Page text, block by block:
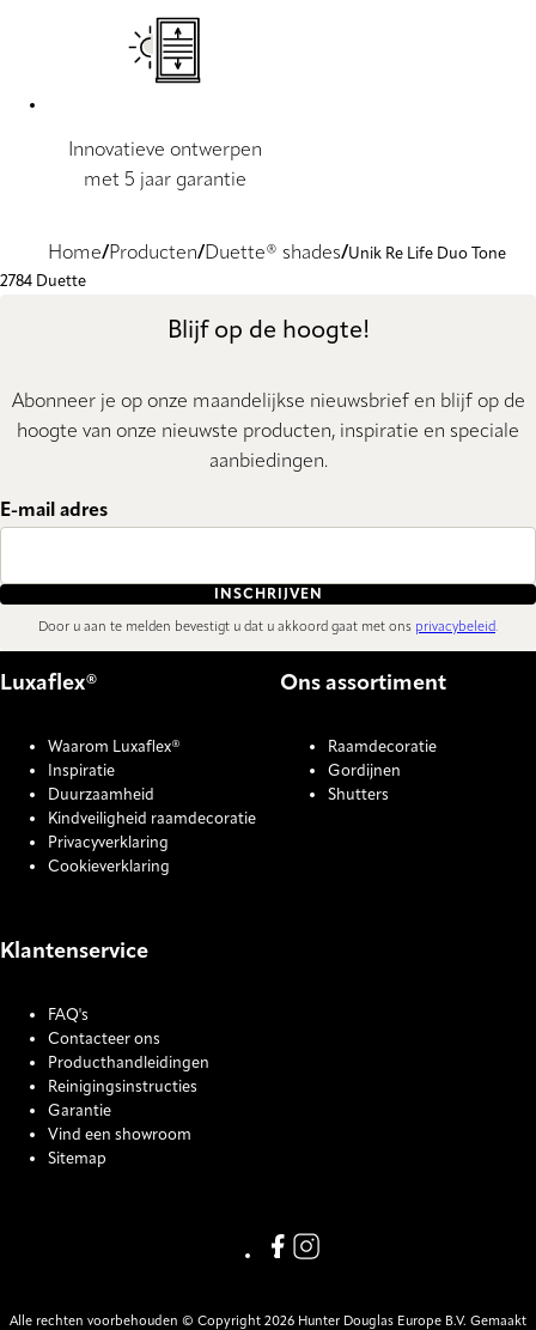
Innovatieve ontwerpen
met 5 jaar garantie
Home Producten Duette® shades
Unik Re Life Duo Tone
2784 Duette
Blijf op de hoogte!
Abonneer je op onze maandelijkse nieuwsbrief en blijf op de
hoogte van onze nieuwste producten, inspiratie en speciale
aanbiedingen.
E-mail adres
INSCHRIJVEN
Door u aan te melden bevestigt u dat u akkoord gaat met ons privacybeleid.
Luxaflex®
Waarom Luxaflex®
Inspiratie
Duurzaamheid
Kindveiligheid raamdecoratie
Privacyverklaring
Cookieverklaring
Ons assortiment
Raamdecoratie
Gordijnen
Shutters
Klantenservice
FAQ's
Contacteer ons
Producthandleidingen
Reinigingsinstructies
Garantie
Vind een showroom
Sitemap
Link missing Display text from
Link missing Display text
Alle rechten voorbehouden © Copyright 2026 Hunter Douglas Europe B.V. Gemaakt